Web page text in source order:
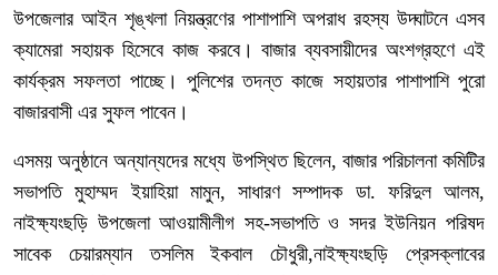
উপজেলার আইন শৃঙ্খলা নিয়ন্ত্রণের পাশাপাশি অপরাধ রহস্য উদ্ঘাটনে এসব
ক্যামেরা সহায়ক হিসেবে কাজ করবে। বাজার ব্যবসায়ীদের অংশগ্রহণে এই
কার্যক্রম সফলতা পাচ্ছে। পুলিশের তদন্ত কাজে সহায়তার পাশাপাশি পুরো
বাজারবাসী এর সুফল পাবেন।
এসময় অনুষ্ঠানে অন্যান্যদের মধ্যে উপস্থিত ছিলেন, বাজার পরিচালনা কমিটির
সভাপতি মুহাম্মদ ইয়াহিয়া মামুন, সাধারণ সম্পাদক ডা. ফরিদুল আলম,
নাইক্ষ্যংছড়ি উপজেলা আওয়ামীলীগ সহ-সভাপতি ও সদর ইউনিয়ন পরিষদ
সাবেক চেয়ারম্যান তসলিম ইকবাল চৌধুরী,নাইক্ষ্যংছড়ি প্রেসক্লাবের